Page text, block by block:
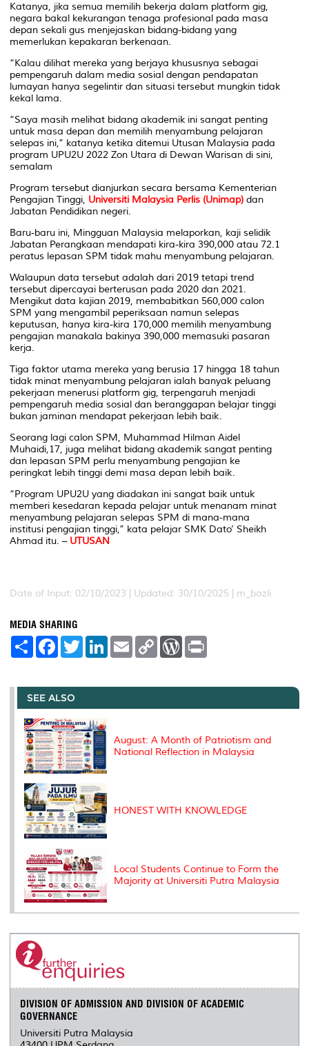
Katanya, jika semua memilih bekerja dalam platform gig,
negara bakal kekurangan tenaga profesional pada masa
depan sekali gus menjejaskan bidang-bidang yang
memerlukan kepakaran berkenaan.
“Kalau dilihat mereka yang berjaya khususnya sebagai
pempengaruh dalam media sosial dengan pendapatan
lumayan hanya segelintir dan situasi tersebut mungkin tidak
kekal lama.
“Saya masih melihat bidang akademik ini sangat penting
untuk masa depan dan memilih menyambung pelajaran
selepas ini,” katanya ketika ditemui Utusan Malaysia pada
program UPU2U 2022 Zon Utara di Dewan Warisan di sini,
semalam
Program tersebut dianjurkan secara bersama Kementerian
Pengajian Tinggi, Universiti Malaysia Perlis (Unimap) dan
Jabatan Pendidikan negeri.
Baru-baru ini, Mingguan Malaysia melaporkan, kaji selidik
Jabatan Perangkaan mendapati kira-kira 390,000 atau 72.1
peratus lepasan SPM tidak mahu menyambung pelajaran.
Walaupun data tersebut adalah dari 2019 tetapi trend
tersebut dipercayai berterusan pada 2020 dan 2021.
Mengikut data kajian 2019, membabitkan 560,000 calon
SPM yang mengambil peperiksaan namun selepas
keputusan, hanya kira-kira 170,000 memilih menyambung
pengajian manakala bakinya 390,000 memasuki pasaran
kerja.
Tiga faktor utama mereka yang berusia 17 hingga 18 tahun
tidak minat menyambung pelajaran ialah banyak peluang
pekerjaan menerusi platform gig, terpengaruh menjadi
pempengaruh media sosial dan beranggapan belajar tinggi
bukan jaminan mendapat pekerjaan lebih baik.
Seorang lagi calon SPM, Muhammad Hilman Aidel
Muhaidi,17, juga melihat bidang akademik sangat penting
dan lepasan SPM perlu menyambung pengajian ke
peringkat lebih tinggi demi masa depan lebih baik.
“Program UPU2U yang diadakan ini sangat baik untuk
memberi kesedaran kepada pelajar untuk menanam minat
menyambung pelajaran selepas SPM di mana-mana
institusi pengajian tinggi,” kata pelajar SMK Dato’ Sheikh
Ahmad itu. –UTUSAN
Date of Input: 02/10/2023 | Updated: 30/10/2025 | m_bazli
MEDIA SHARING
S
e
F
a
b
o
o
k
T
w
t
r
L
e
I
E
m
l
C
L
n
W
P
e
t
SEE ALSO
August: A Month of Patriotism and
National Reflection in Malaysia
HONEST WITH KNOWLEDGE
Local Students Continue to Form the
Majority at Universiti Putra Malaysia
DIVISION OF ADMISSION AND DIVISION OF ACADEMIC
GOVERNANCE
Universiti Putra Malaysia